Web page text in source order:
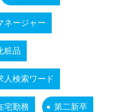
ネージャー
粧品
人検索ワード
宅勤務 第二新卒